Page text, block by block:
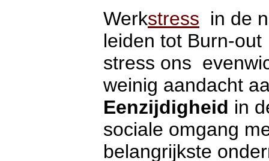
Werkstress in de
leiden tot Burn-
stress ons
weinig aandacht
Eenzijdigheid in
sociale omgang
belangrijkste